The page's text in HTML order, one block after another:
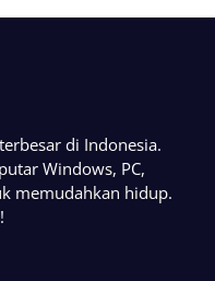
di Indonesia.
Windows, PC,
memudahkan hidup.